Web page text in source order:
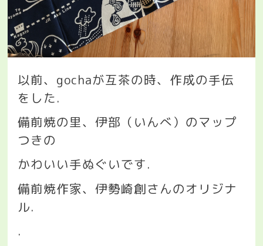
以前、 gochaが互茶の時、作成の手伝
をした.
備前焼の里、伊部（いんべ）のマップ
つきの
かわいい手ぬぐいです.
備前焼作家、伊勢崎創さんのオリジナ
ル.
.